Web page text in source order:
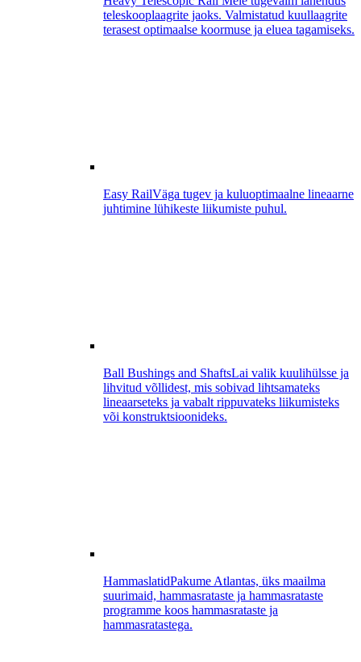
teleskooplaagrite jaoks. Valmistatud kuullaagrite
terasest optimaalse koormuse ja eluea tagamiseks.
Easy RailVäga tugev ja kuluoptimaalne lineaarne
juhtimine lühikeste liikumiste puhul.
Ball Bushings and ShaftsLai valik kuulihülsse ja
lihvitud võllidest, mis sobivad lihtsamateks
lineaarseteks ja vabalt rippuvateks liikumisteks
või konstruktsioonideks.
HammaslatidPakume Atlantas, üks maailma
suurimaid, hammasrataste ja hammasrataste
programme koos hammasrataste ja
hammasratastega.